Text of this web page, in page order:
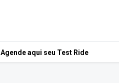
Agende aqui seu Test Ride